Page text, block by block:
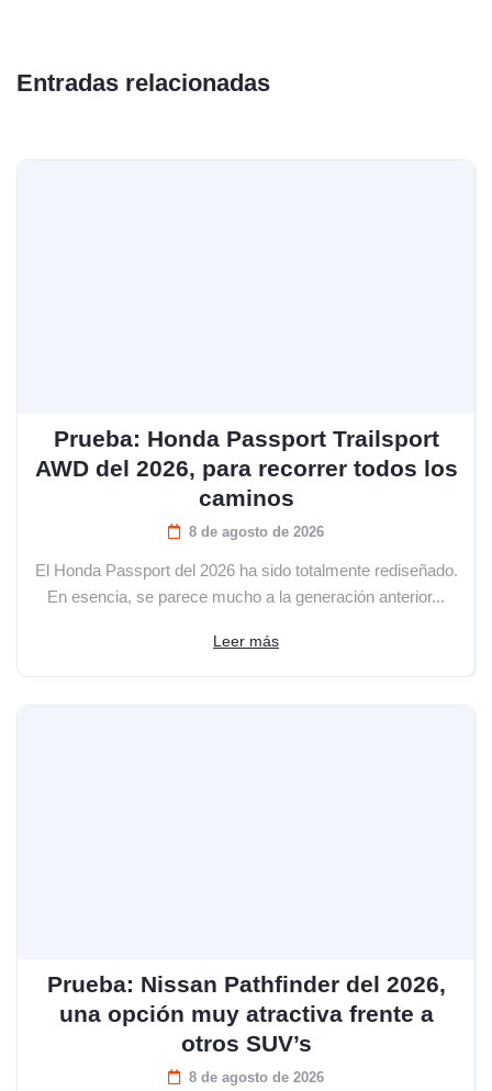
Entradas relacionadas
Prueba: Honda Passport Trailsport
AWD del 2026, para recorrer todos los
caminos
8 de agosto de 2026
El Honda Passport del 2026 ha sido totalmente rediseñado.
En esencia, se parece mucho a la generación anterior...
Leer más
Prueba: Nissan Pathfinder del 2026,
una opción muy atractiva frente a
otros SUV’s
8 de agosto de 2026